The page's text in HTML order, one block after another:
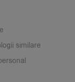
similare